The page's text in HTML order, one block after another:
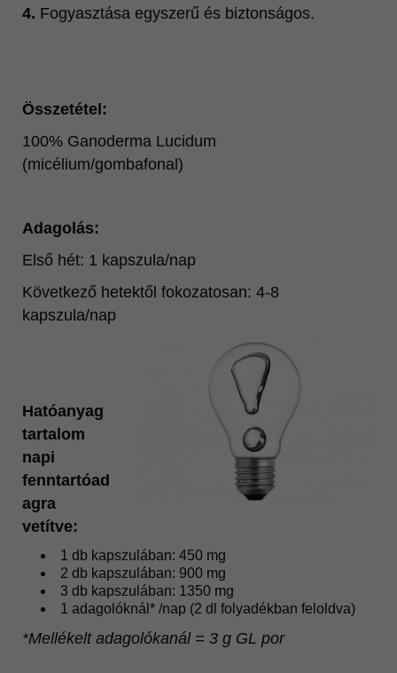
4. Fogyasztása egyszerű és biztonságos.
Összetétel:
100% Ganoderma Lucidum
(micélium/gombafonal)
Adagolás:
Első hét: 1 kapszula/nap
Következő hetektől fokozatosan: 4-8
kapszula/nap
Hatóanyag
tartalom
napi
fenntartóad
agra
vetítve:
1 db kapszulában: 450 mg
2 db kapszulában: 900 mg
3 db kapszulában: 1350 mg
1 adagolóknál* /nap (2 dl folyadékban feloldva)
*Mellékelt adagolókanál = 3 g GL por